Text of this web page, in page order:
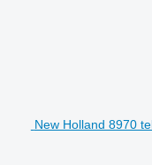
New Holland 8970